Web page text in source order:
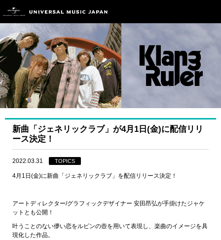
新曲「ジェネリックラブ」が4月1日(金)に配信リリ
ース決定！
2022.03.31 TOPICS
4月1日(金)に新曲「ジェネリックラブ」を配信リリース決定！
アートディレクター/グラフィックデザイナー 安田昂弘が手掛けたジャケ
ットとも公開！
叶うことのない儚い恋をルビンの壺を用いて表現し、楽曲のイメージを具
現化した作品。